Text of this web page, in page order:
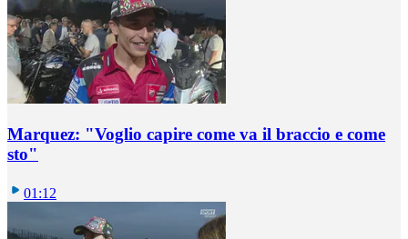
Marquez: "Voglio capire come va il braccio e come
sto"
01:12